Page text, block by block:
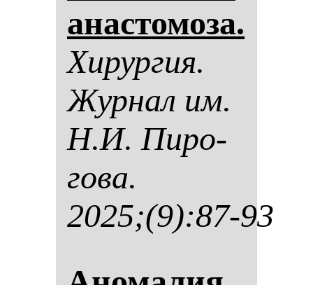
анас­то­мо­за.
Хи­рур­гия.
Жур­нал им.
Н.И. Пи­ро­
го­ва.
2025;(9):87-93